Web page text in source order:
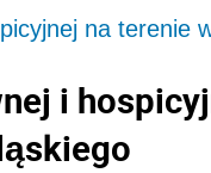
na terenie
i